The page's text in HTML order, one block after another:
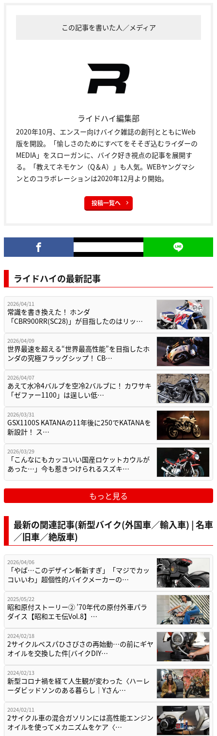
この記事を書いた人／メディア
ライドハイ編集部
2020年10月、エンスー向けバイク雑誌の創刊とともにWeb
版を開設。「愉しさのためにすべてをそそぎ込むライダーの
MEDIA」をスローガンに、バイク好き視点の記事を展開す
る。「教えてネモケン（Q＆A）」も人気。WEBヤングマシ
ンとのコラボレーションは2020年12月より開始。
投稿一覧へ
ライドハイの最新記事
2026/04/11
常識を書き換えた！ ホンダ
「CBR900RR(SC28)」が目指したのはリッ…
2026/04/09
世界最速を超える“世界最高性能”を目指したホ
ンダの究極フラッグシップ！ CB…
2026/04/07
あえて水冷4バルブを空冷2バルブに！ カワサキ
「ゼファー1100」は逞しい低…
2026/03/31
GSX1100S KATANAの11年後に250でKATANAを
新設計！ ス…
2026/03/29
「こんなにもカッコいい国産ロケットカウルが
あった…」今も惹きつけられるスズキ…
もっと見る
最新の関連記事(新型バイク(外国車／輸入車) | 名車
／旧車／絶版車)
2026/04/06
「やば…このデザイン斬新すぎ」「マジでカッ
コいいわ」超個性的バイクメーカーの…
2025/05/22
昭和原付ストーリー② ’70年代の原付外車パラ
ダイス【昭和エモ伝Vol.8】…
2024/02/18
2サイクルベスパひさびさの再始動…の前にギヤ
オイルを交換した件[バイクDIY…
2024/02/13
新型コロナ禍を経て人生観が変わった〈ハーレ
ーダビッドソンのある暮らし｜Yさん…
2024/02/11
2サイクル車の混合ガソリンには高性能エンジン
オイルを使ってメカニズムをケア〈…